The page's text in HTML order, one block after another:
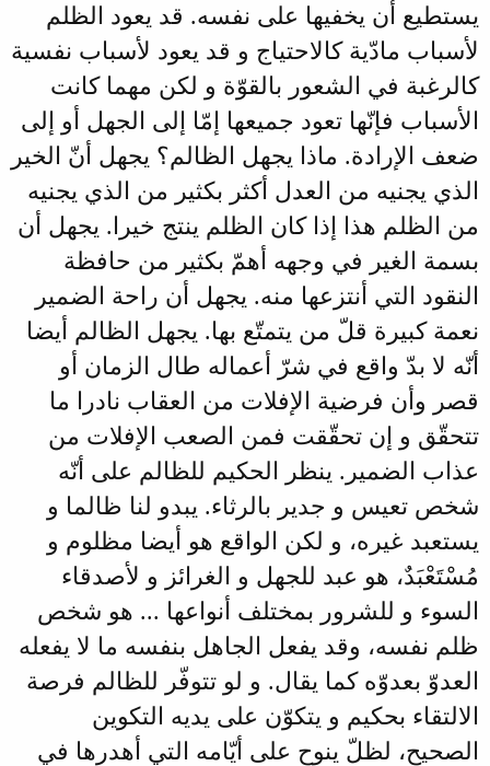
يستطيع أن يخفيها على نفسه. قد يعود الظلم
لأسباب مادّية كالاحتياج و قد يعود لأسباب نفسية
كالرغبة في الشعور بالقوّة و لكن مهما كانت
الأسباب فإنّها تعود جميعها إمّا إلى الجهل أو إلى
ضعف الإرادة. ماذا يجهل الظالم؟ يجهل أنّ الخير
الذي يجنيه من العدل أكثر بكثير من الذي يجنيه
من الظلم هذا إذا كان الظلم ينتج خيرا. يجهل أن
بسمة الغير في وجهه أهمّ بكثير من حافظة
النقود التي أنتزعها منه. يجهل أن راحة الضمير
نعمة كبيرة قلّ من يتمتّع بها. يجهل الظالم أيضا
أنّه لا بدّ واقع في شرّ أعماله طال الزمان أو
قصر وأن فرضية الإفلات من العقاب نادرا ما
تتحقّق و إن تحقّقت فمن الصعب الإفلات من
عذاب الضمير. ينظر الحكيم للظالم على أنّه
شخص تعيس و جدير بالرثاء. يبدو لنا ظالما و
يستعبد غيره، و لكن الواقع هو أيضا مظلوم و
مُسْتَعْبَدٌ، هو عبد للجهل و الغرائز و لأصدقاء
السوء و للشرور بمختلف أنواعها ... هو شخص
ظلم نفسه، وقد يفعل الجاهل بنفسه ما لا يفعله
العدوّ بعدوّه كما يقال. و لو تتوفّر للظالم فرصة
الالتقاء بحكيم و يتكوّن على يديه التكوين
الصحيح، لظلّ ينوح على أيّامه التي أهدرها في